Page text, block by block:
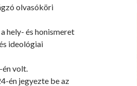
olvasóköri
hely- és honismeret
ideológiai
én volt.
én jegyezte be az